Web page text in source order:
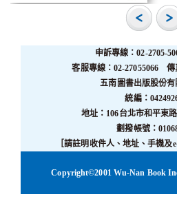
申訴專線：02-2705-
客服專線：02-27055066 傳
五南圖書出版股份
統編：
地址：106台北市和平東
劃撥帳號：
［請註明收件人、地址、手機及
Copyright©2001 Wu-Nan Book